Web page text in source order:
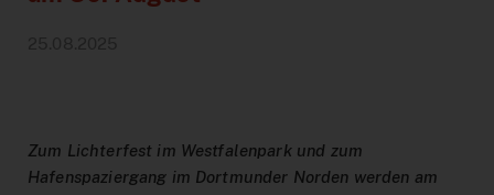
Vertriebswege
Fundsachen
MeinAbo
Werbung auf Bussen und Bahnen
Dortmund Mobil
Zum Lichterfest im Westfalenpark und zum
Hafenspaziergang im Dortmunder Norden werden am